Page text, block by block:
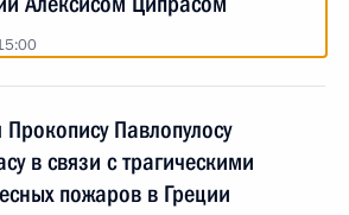
Павлопулосу
в связи с трагическими
пожаров в Греции